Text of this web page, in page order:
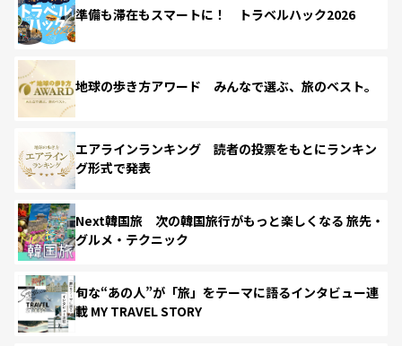
準備も滞在もスマートに！ トラベルハック2026
地球の歩き方アワード みんなで選ぶ、旅のベスト。
エアラインランキング 読者の投票をもとにランキン
グ形式で発表
Next韓国旅 次の韓国旅行がもっと楽しくなる 旅先・
グルメ・テクニック
旬な“あの人”が「旅」をテーマに語るインタビュー連
載 MY TRAVEL STORY